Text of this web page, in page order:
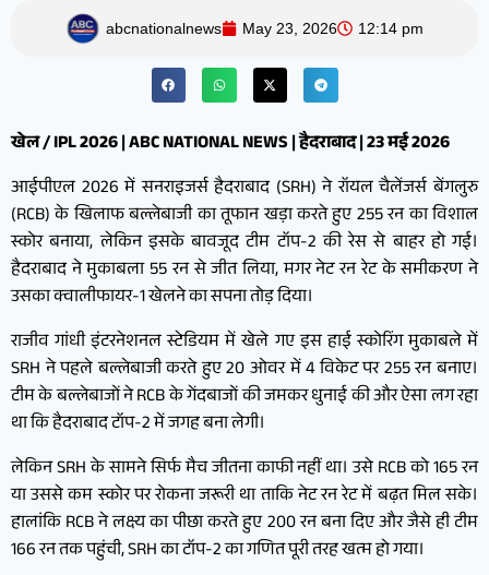
abcnationalnews May 23, 2026 12:14 pm
खेल / IPL 2026 | ABC NATIONAL NEWS | हैदराबाद | 23 मई 2026
आईपीएल 2026 में सनराइजर्स हैदराबाद (SRH) ने रॉयल चैलेंजर्स बेंगलुरु
(RCB) के खिलाफ बल्लेबाजी का तूफान खड़ा करते हुए 255 रन का विशाल
स्कोर बनाया, लेकिन इसके बावजूद टीम टॉप-2 की रेस से बाहर हो गई।
हैदराबाद ने मुकाबला 55 रन से जीत लिया, मगर नेट रन रेट के समीकरण ने
उसका क्वालीफायर-1 खेलने का सपना तोड़ दिया।
राजीव गांधी इंटरनेशनल स्टेडियम में खेले गए इस हाई स्कोरिंग मुकाबले में
SRH ने पहले बल्लेबाजी करते हुए 20 ओवर में 4 विकेट पर 255 रन बनाए।
टीम के बल्लेबाजों ने RCB के गेंदबाजों की जमकर धुनाई की और ऐसा लग रहा
था कि हैदराबाद टॉप-2 में जगह बना लेगी।
लेकिन SRH के सामने सिर्फ मैच जीतना काफी नहीं था। उसे RCB को 165 रन
या उससे कम स्कोर पर रोकना जरूरी था ताकि नेट रन रेट में बढ़त मिल सके।
हालांकि RCB ने लक्ष्य का पीछा करते हुए 200 रन बना दिए और जैसे ही टीम
166 रन तक पहुंची, SRH का टॉप-2 का गणित पूरी तरह खत्म हो गया।